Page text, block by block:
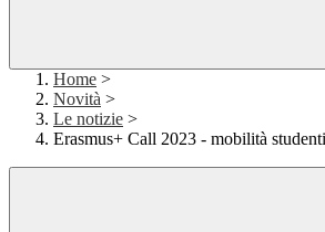
Home >
Novità >
Le notizie >
Erasmus+ Call 2023 - mobilità studenti